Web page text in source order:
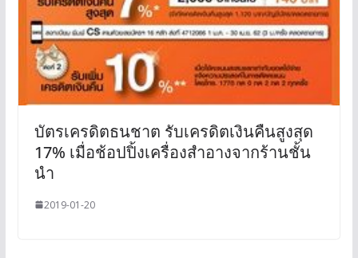
บัตรเครดิตธนชาต รับเครดิตเงินคืนสูงสุด
17% เมื่อช้อปปิ้งเครื่องสำอางจากร้านชั้น
นำ
2019-01-20